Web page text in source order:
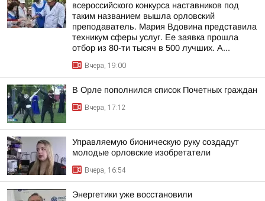
всероссийского конкурса наставников под
таким названием вышла орловский
преподаватель. Мария Вдовина представила
техникум сферы услуг. Ее заявка прошла
отбор из 80-ти тысяч в 500 лучших. А...
Вчера, 19:00
В Орле пополнился список Почетных граждан
Вчера, 17:12
Управляемую бионическую руку создадут
молодые орловские изобретатели
Вчера, 16:54
Энергетики уже восстановили